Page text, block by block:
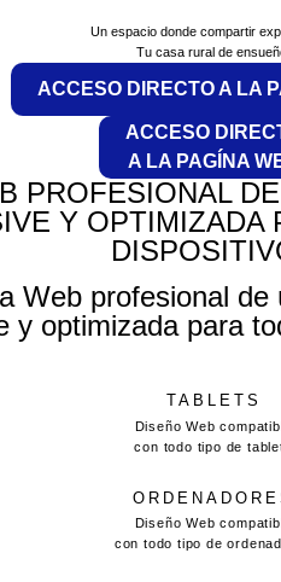
Un espacio donde compartir
Tu casa rural de
ACCESO DIRECTO A LA
ACCESO
A LA PAGÍNA
PROFESIONAL
Y OPTIMIZADA
Web profesional de
y optimizada para
TABLETS
Diseño Web
con todo tipo de
Diseño Web
con todo tipo de